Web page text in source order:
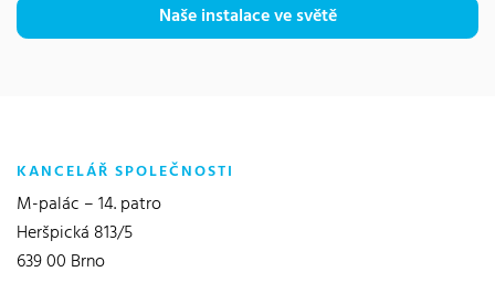
Naše instalace ve světě
KANCELÁŘ SPOLEČNOSTI
M-palác – 14. patro
Heršpická 813/5
639 00 Brno